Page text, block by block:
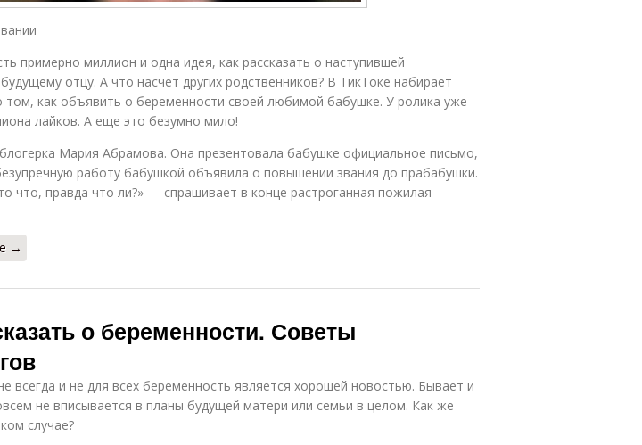
примерно миллион и одна идея, как рассказать о наступившей
отцу. А что насчет других родственников? В ТикТоке набирает
том, как объявить о беременности своей любимой бабушке. У ролика уже
лайков. А еще это безумно мило!
Мария Абрамова. Она презентовала бабушке официальное письмо,
работу бабушкой объявила о повышении звания до прабабушки.
что, правда что ли?» — спрашивает в конце растроганная пожилая
→
о беременности. Советы
всегда и не для всех беременность является хорошей новостью. Бывает и
не вписывается в планы будущей матери или семьи в целом. Как же
случае?